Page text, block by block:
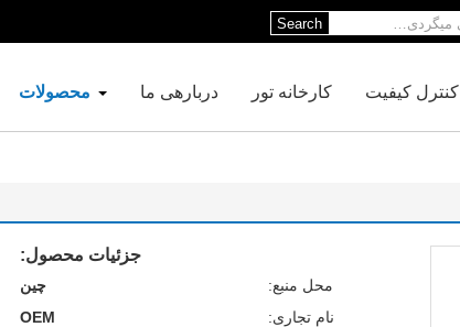
Search
محصولات دربارهی ما کارخانه تور کنترل کیفیت
جزئیات محصول:
محل منبع:
چین
نام تجاری:
OEM